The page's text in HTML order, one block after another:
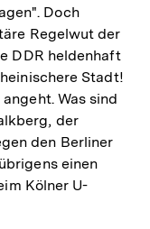
Doch
Regelwut der
DDR heldenhaft
Stadt!
Was sind
der
den Berliner
einen
Kölner U-